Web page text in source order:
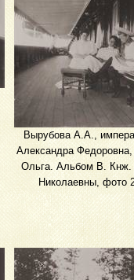
Вырубова А.А.,
Александра Федоровна,
Ольга. Альбом В. Кнж.
Николаевны, фото